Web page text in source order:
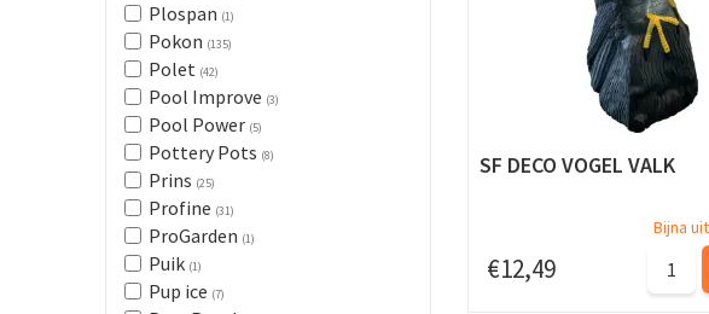
SF DECO VOGEL VALK
€12,49
Bijna
Plospan (1)
Pokon (135)
Polet (42)
Pool Improve (3)
Pool Power (5)
Pottery Pots (8)
Prins (25)
Profine (31)
ProGarden (1)
Puik (1)
Pup ice (7)